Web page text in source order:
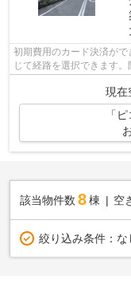
初期費用のカード決済が
じて経路を選択できます
す。RC構造の物件なので
現在
「
該当物件数 8棟 空
絞り込み条件： な